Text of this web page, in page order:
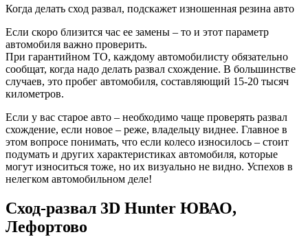
Когда делать сход развал, подскажет изношенная резина авто
Если скоро близится час ее замены – то и этот параметр
автомобиля важно проверить.
При гарантийном ТО, каждому автомобилисту обязательно
сообщат, когда надо делать развал схождение. В большинстве
случаев, это пробег автомобиля, составляющий 15-20 тысяч
километров.
Если у вас старое авто – необходимо чаще проверять развал
схождение, если новое – реже, владельцу виднее. Главное в
этом вопросе понимать, что если колесо износилось – стоит
подумать и других характеристиках автомобиля, которые
могут износиться тоже, но их визуально не видно. Успехов в
нелегком автомобильном деле!
Сход-развал 3D Hunter ЮВАО,
Лефортово